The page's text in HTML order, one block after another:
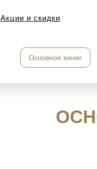
Акции и скидки
Основное меню
Акции и скидки
Основное меню